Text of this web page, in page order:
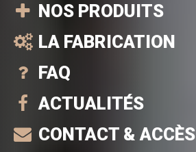
NOS PRODUITS
LA FABRICATION
FAQ
ACTUALITÉS
CONTACT & ACCÈS